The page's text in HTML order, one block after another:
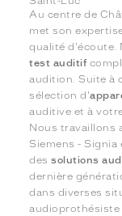
Au centre de
met son
qualité d'écoute.
test auditif
audition. Suite à
sélection d'
auditive et à
Nous travaillons
Siemens -
dessolutions
dernière
dans diverses
audioprothésiste